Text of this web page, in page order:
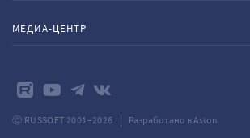
МЕДИА-ЦЕНТР
Ⓒ RUSSOFT 2001–2026 Разработано в Aston